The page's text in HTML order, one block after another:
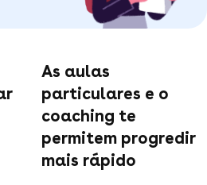
As aulas
particulares e o
coaching te
permitem progredir
mais rápido